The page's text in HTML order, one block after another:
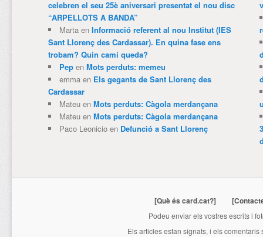
celebren el seu 25è aniversari presentat el nou disc
“ARPELLOTS A BANDA”
Martaen Informació referent al nou Institut (IES
Sant Llorenç des Cardassar). En quina fase ens
trobam? Quin camí queda?
Pepen Mots perduts: memeu
emmaen Els gegants de Sant Llorenç des
Cardassar
Mateuen Mots perduts: Càgola merdançana
Mateuen Mots perduts: Càgola merdançana
Paco Leonicioen Defunció a Sant Llorenç
[Què és card.cat?]
Podeu enviar els vostres escrits i
Els articles estan signats, i els